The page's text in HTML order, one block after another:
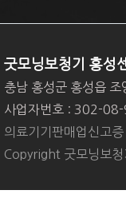
굿모닝보청기 홍성
충남 홍성군 홍성읍
사업자번호 : 302-
의료기기판매업신고
Copyright 굿모닝보